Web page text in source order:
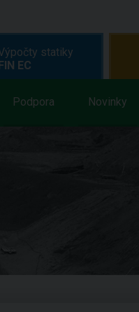
Podpora Novinky
statiky
EC